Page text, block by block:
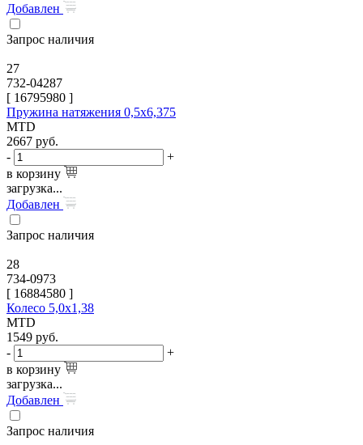
Добавлен
Запрос наличия
27
732-04287
[ 16795980 ]
Пружина натяжения 0,5х6,375
MTD
2667 руб.
-
+
в корзину
загрузка...
Добавлен
Запрос наличия
28
734-0973
[ 16884580 ]
Колесо 5,0х1,38
MTD
1549 руб.
-
+
в корзину
загрузка...
Добавлен
Запрос наличия